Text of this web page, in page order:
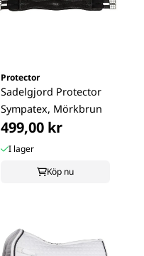
Protector
Sadelgjord Protector
Sympatex, Mörkbrun
499,00 kr
I lager
Köp nu